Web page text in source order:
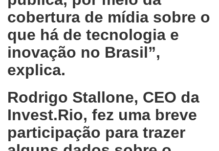
cobertura de mídia sobre o
que há de tecnologia e
inovação no Brasil”,
explica.
Rodrigo Stallone, CEO da
Invest.Rio, fez uma breve
participação para trazer